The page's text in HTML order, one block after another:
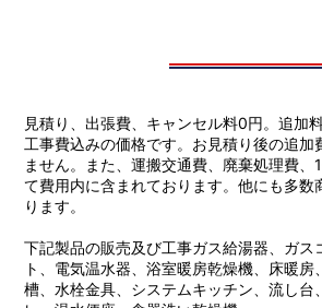
見積り、出張費、キャンセル料0円。追加
工事費込みの価格です。お見積り後の追加
ません。また、運搬交通費、廃棄処理費、
て費用内に含まれております。他にも多数
ります。
下記製品の販売及び工事ガス給湯器、ガス
ト、電気温水器、浴室暖房乾燥機、床暖房
槽、水栓金具、システムキッチン、流し台